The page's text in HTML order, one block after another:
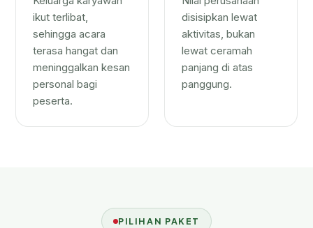
ikut terlibat,
sehingga acara
terasa hangat dan
meninggalkan kesan
personal bagi
peserta.
disisipkan lewat
aktivitas, bukan
lewat ceramah
panjang di atas
panggung.
PILIHAN PAKET